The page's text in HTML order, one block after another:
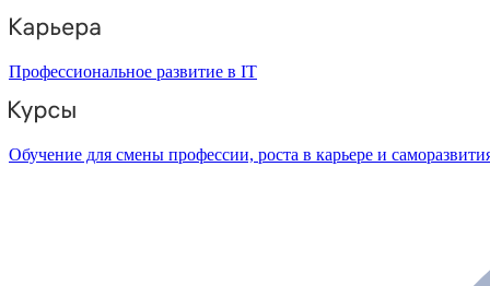
Профессиональное развитие в IT
Обучение для смены профессии, роста в карьере и